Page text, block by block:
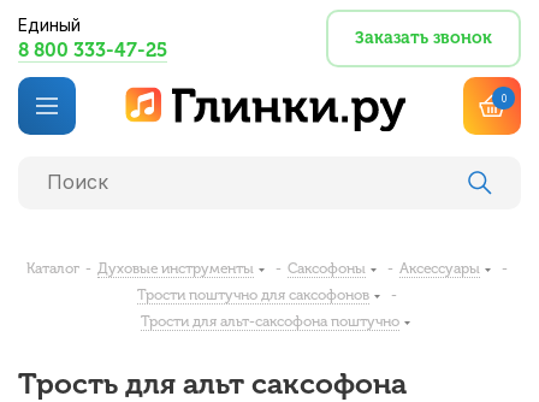
Единый
8 800 333-47-25
Заказать звонок
0
Каталог - Духовые инструменты - Саксофоны - Аксессуары
-
Трости поштучно для саксофонов
-
Трости для альт-саксофона поштучно
Трость для альт саксофона